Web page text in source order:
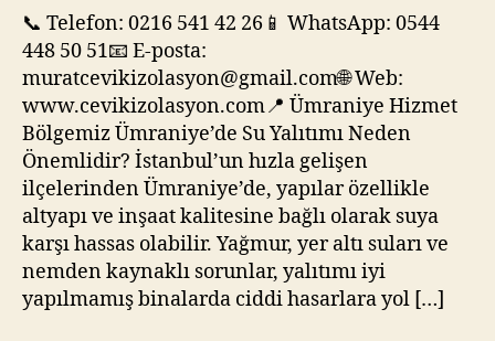
|
Profesyonel
Firmaları
ve
Uzman
Uygulamalar
📞 Telefon: 0216 541 42 26📱 WhatsApp: 0544
448 50 51📧 E-posta:
muratcevikizolasyon@gmail.com🌐 Web:
www.cevikizolasyon.com📍 Ümraniye Hizmet
Bölgemiz Ümraniye’de Su Yalıtımı Neden
Önemlidir? İstanbul’un hızla gelişen
ilçelerinden Ümraniye’de, yapılar özellikle
altyapı ve inşaat kalitesine bağlı olarak suya
karşı hassas olabilir. Yağmur, yer altı suları ve
nemden kaynaklı sorunlar, yalıtımı iyi
yapılmamış binalarda ciddi hasarlara yol […]